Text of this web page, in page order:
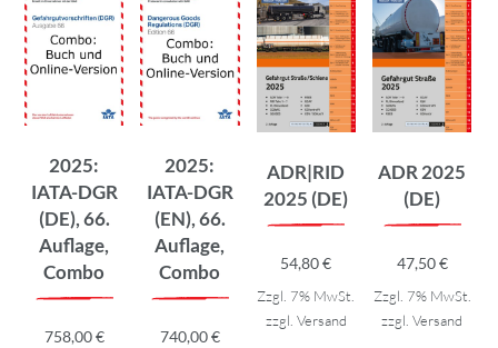
2025:
IATA-DGR
(DE), 66.
Auflage,
Combo
758,00€
2025:
IATA-DGR
(EN), 66.
Auflage,
Combo
740,00€
ADR|RID
2025 (DE)
54,80€
Zzgl. 7% MwSt.
zzgl. Versand
ADR 2025
(DE)
47,50€
Zzgl. 7% MwSt.
zzgl.Versand